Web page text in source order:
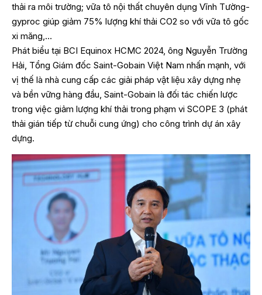
thải ra môi trường; vữa tô nội thất chuyên dụng Vĩnh Tường-
gyproc giúp giảm 75% lượng khí thải CO2 so với vữa tô gốc
xi măng,…
Phát biểu tại BCI Equinox HCMC 2024, ông Nguyễn Trường
Hải, Tổng Giám đốc Saint-Gobain Việt Nam nhấn mạnh, với
vị thế là nhà cung cấp các giải pháp vật liệu xây dựng nhẹ
và bền vững hàng đầu, Saint-Gobain là đối tác chiến lược
trong việc giảm lượng khí thải trong phạm vi SCOPE 3 (phát
thải gián tiếp từ chuỗi cung ứng) cho công trình dự án xây
dựng.